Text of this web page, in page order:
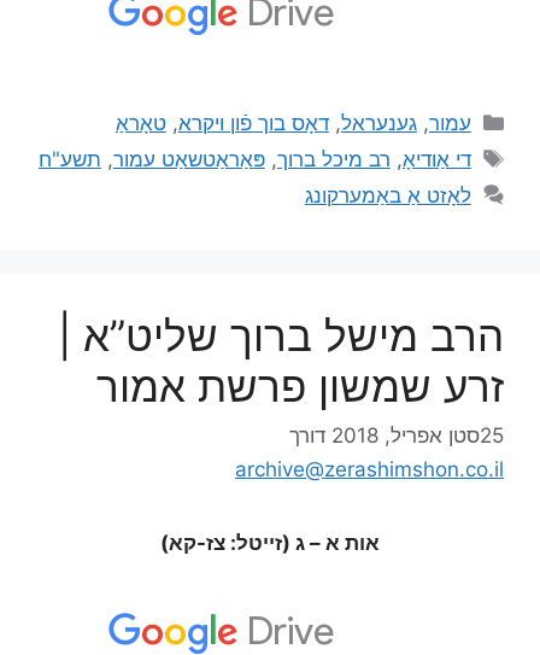
עמור,גענעראל,דאָס בוך פֿון ויקרא,טאָראַ
די אַודיאָ, רב מיכל ברוך,פּאַראַטשאַט עמור, תשע"ח
לאָזט אַ באַמערקונג
הרב מישל ברוך שליט”א |
זרע שמשון פרשת אמור
25סטן אפריל, 2018
דורך
archive@zerashimshon.co.il
אות א – ג (זייטל: צז-קא)